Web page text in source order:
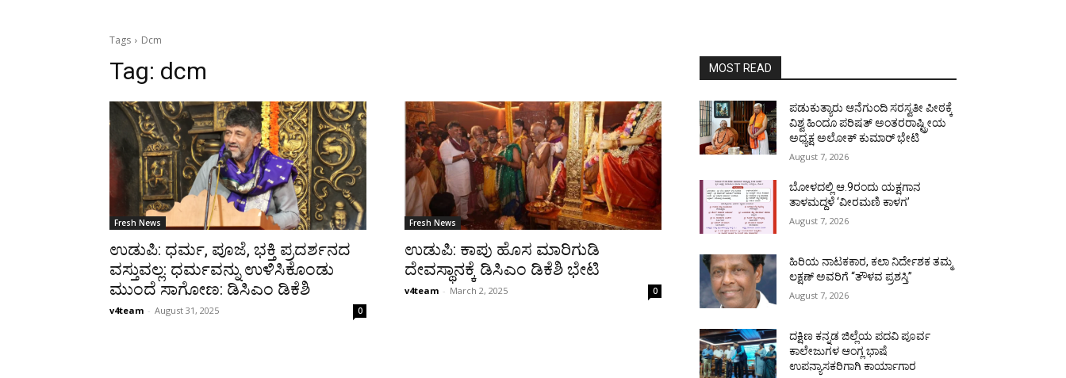
Tags Dcm
Tag: dcm
Fresh News
ಉಡುಪಿ: ಧರ್ಮ, ಪೂಜೆ, ಭಕ್ತಿ ಪ್ರದರ್ಶನದ
ವಸ್ತುವಲ್ಲ: ಧರ್ಮವನ್ನು ಉಳಿಸಿಕೊಂಡು
ಮುಂದೆ ಸಾಗೋಣ: ಡಿಸಿಎಂ ಡಿಕೆಶಿ
v4team - August 31, 2025 0
Fresh News
ಉಡುಪಿ: ಕಾಪು ಹೊಸ ಮಾರಿಗುಡಿ
ದೇವಸ್ಥಾನಕ್ಕೆ ಡಿಸಿಎಂ ಡಿಕೆಶಿ ಭೇಟಿ
v4team - March 2, 2025 0
MOST READ
ಪಡುಕುತ್ಯಾರು ಆನೆಗುಂದಿ ಸರಸ್ವತೀ ಪೀಠಕ್ಕೆ
ವಿಶ್ವ ಹಿಂದೂ ಪರಿಷತ್ ಅಂತರರಾಷ್ಟ್ರೀಯ
ಅಧ್ಯಕ್ಷ ಅಲೋಕ್ ಕುಮಾರ್ ಭೇಟಿ
August 7, 2026
ಬೋಳದಲ್ಲಿ ಆ.9ರಂದು ಯಕ್ಷಗಾನ
ತಾಳಮದ್ದಳೆ ‘ವೀರಮಣಿ ಕಾಳಗ’
August 7, 2026
ಹಿರಿಯ ನಾಟಕಕಾರ, ಕಲಾ ನಿರ್ದೇಶಕ ತಮ್ಮ
ಲಕ್ಷಣ್ ಅವರಿಗೆ “ತೌಳವ ಪ್ರಶಸ್ತಿ”
August 7, 2026
ದಕ್ಷಿಣ ಕನ್ನಡ ಜಿಲ್ಲೆಯ ಪದವಿ ಪೂರ್ವ
ಕಾಲೇಜುಗಳ ಆಂಗ್ಲ ಭಾಷೆ
ಉಪನ್ಯಾಸಕರಿಗಾಗಿ ಕಾರ್ಯಾಗಾರ